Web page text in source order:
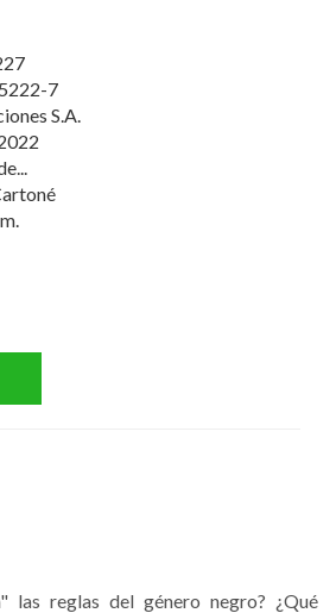
7
S.A.
las reglas del género negro? ¿Qué